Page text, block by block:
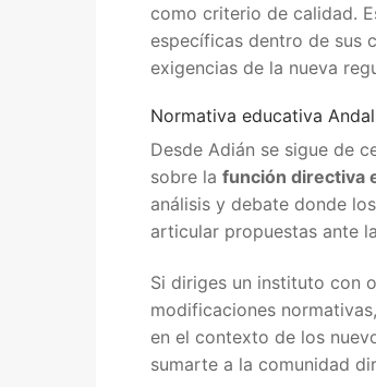
como criterio de calidad.
específicas dentro de sus
exigencias de la nueva
Normativa educativa
Desde Adián se sigue de
sobre la función directiva
análisis y debate donde
articular propuestas ante
Si diriges un instituto con
modificaciones
en el contexto de los
sumarte a la comunidad